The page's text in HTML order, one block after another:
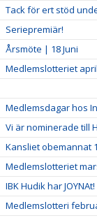
Tack för ert stöd
Seriepremiär!
Årsmöte | 18 Juni
Medlemslotteriet april
Medlemsdagar hos
Vi är nominerade till
Kansliet obemannat
Medlemslotteriet
IBK Hudik har JOYNAt!
Medlemslotteri